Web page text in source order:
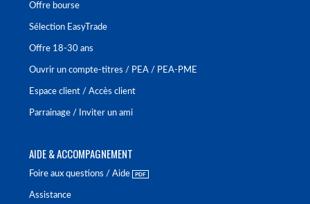
Offre bourse
Sélection EasyTrade
Offre 18-30 ans
Ouvrir un compte-titres / PEA / PEA-PME
Espace client / Accès client
Parrainage / Inviter un ami
AIDE & ACCOMPAGNEMENT
Foire aux questions / Aide
Assistance